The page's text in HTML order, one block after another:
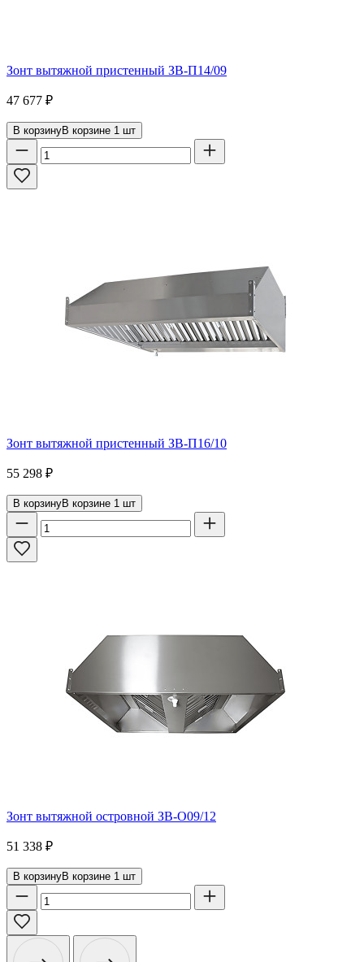
Зонт вытяжной пристенный ЗВ-П14/09
47 677 ₽
В корзинуВ корзине 1 шт
Зонт вытяжной пристенный ЗВ-П16/10
55 298 ₽
В корзинуВ корзине 1 шт
Зонт вытяжной островной ЗВ-О09/12
51 338 ₽
В корзинуВ корзине 1 шт